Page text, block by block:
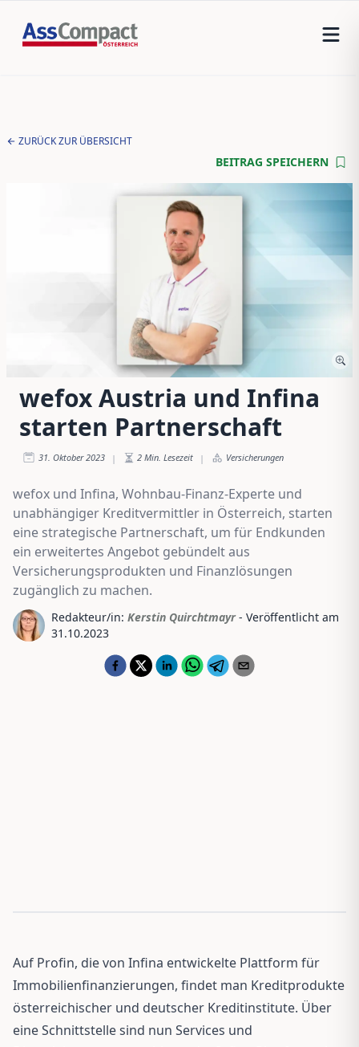
ZURÜCK ZUR ÜBERSICHT
BEITRAG SPEICHERN
wefox Austria und Infina
starten Partnerschaft
31. Oktober 2023 | 2 Min. Lesezeit | Versicherungen
wefox und Infina, Wohnbau-Finanz-Experte und
unabhängiger Kreditvermittler in Österreich, starten
eine strategische Partnerschaft, um für Endkunden
ein erweitertes Angebot gebündelt aus
Versicherungsprodukten und Finanzlösungen
zugänglich zu machen.
Redakteur/in: Kerstin Quirchtmayr - Veröffentlicht am
31.10.2023
Auf Profin, die von Infina entwickelte Plattform für
Immobilienfinanzierungen, findet man Kreditprodukte
österreichischer und deutscher Kreditinstitute. Über
eine Schnittstelle sind nun Services und